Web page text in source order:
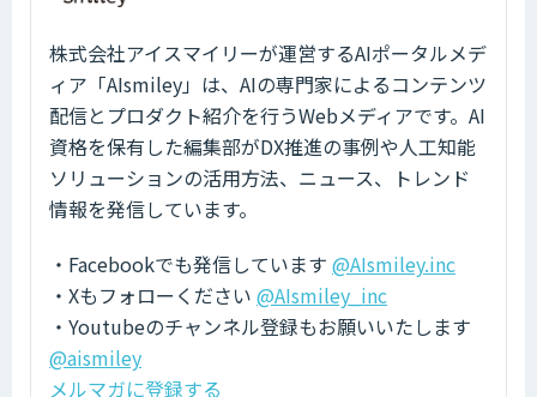
株式会社アイスマイリーが運営するAIポータルメデ
ィア「AIsmiley」は、AIの専門家によるコンテンツ
配信とプロダクト紹介を行うWebメディアです。AI
資格を保有した編集部がDX推進の事例や人工知能
ソリューションの活用方法、ニュース、トレンド
情報を発信しています。
・Facebookでも発信しています @AIsmiley.inc
・Xもフォローください @AIsmiley_inc
・Youtubeのチャンネル登録もお願いいたします
@aismiley
メルマガに登録する